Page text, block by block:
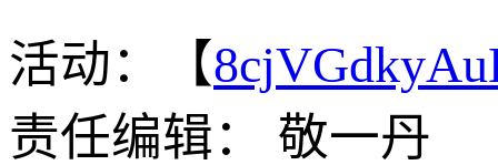
活动：【
责任编辑： 敬一丹